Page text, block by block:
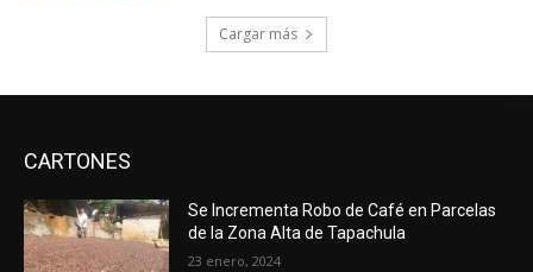
Cargar más
CARTONES
Se Incrementa Robo de Café en Parcelas
de la Zona Alta de Tapachula
23 enero, 2024